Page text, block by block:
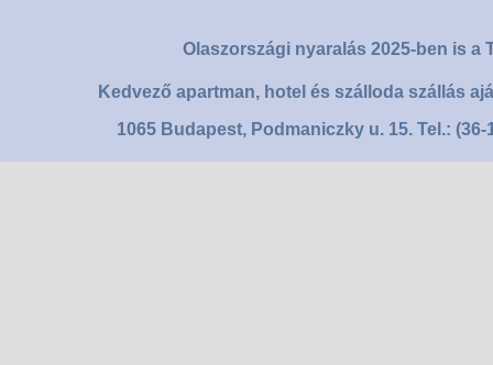
Olaszországi nyaralás 2025-ben is a
Kedvező apartman, hotel és szálloda szállás
1065 Budapest, Podmaniczky u. 15. Tel.: